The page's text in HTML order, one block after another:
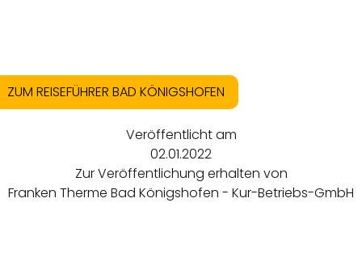
ZUM REISEFÜHRER BAD KÖNIGSHOFEN
Veröffentlicht am
02.01.2022
Zur Veröffentlichung erhalten von
Franken Therme Bad Königshofen - Kur-Betriebs-GmbH